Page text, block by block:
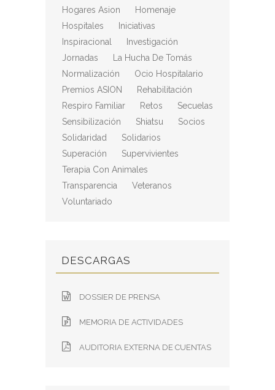
Hogares Asion
Homenaje
Hospitales
Iniciativas
Inspiracional
Investigación
Jornadas
La Hucha De Tomás
Normalización
Ocio Hospitalario
Premios ASION
Rehabilitación
Respiro Familiar
Retos
Secuelas
Sensibilización
Shiatsu
Socios
Solidaridad
Solidarios
Superación
Supervivientes
Terapia Con Animales
Transparencia
Veteranos
Voluntariado
DESCARGAS
DOSSIER DE PRENSA
MEMORIA DE ACTIVIDADES
AUDITORIA EXTERNA DE CUENTAS